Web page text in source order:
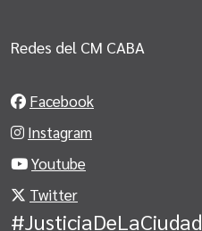
Redes del CM CABA
Facebook
Instagram
Youtube
Twitter
#JusticiaDeLaCiudad